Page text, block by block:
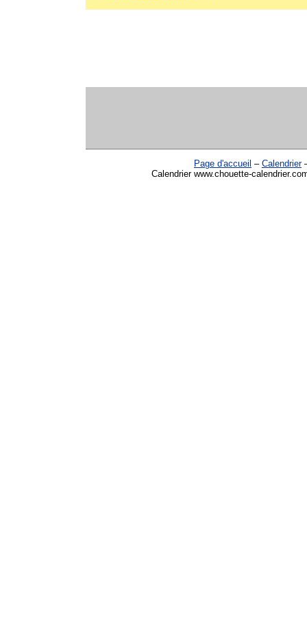
Page d'accueil – Calendrier
Calendrier www.chouette-